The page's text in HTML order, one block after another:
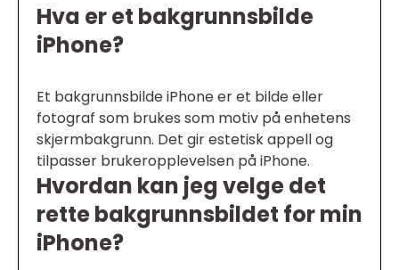
Hva er et bakgrunnsbilde
iPhone?
Et bakgrunnsbilde iPhone er et bilde eller
fotograf som brukes som motiv på enhetens
skjermbakgrunn. Det gir estetisk appell og
tilpasser brukeropplevelsen på iPhone.
Hvordan kan jeg velge det
rette bakgrunnsbildet for min
iPhone?